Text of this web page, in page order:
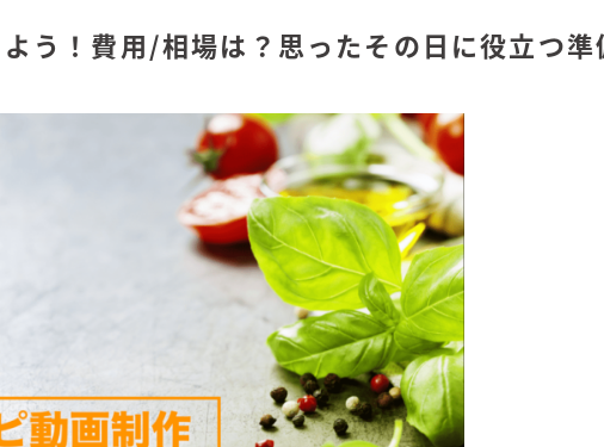
う！費用/相場は？思ったその日に役立つ準